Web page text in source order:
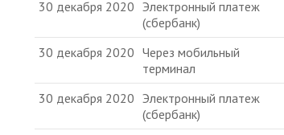
30 декабря 2020 Электронный платеж
(сбербанк)
30 декабря 2020 Через мобильный
терминал
30 декабря 2020 Электронный платеж
(сбербанк)